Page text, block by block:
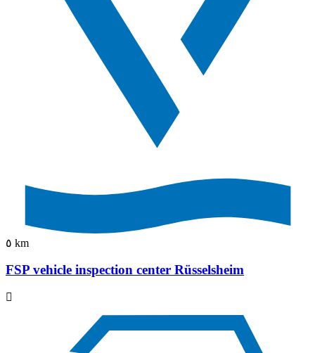
٥ km
FSP vehicle inspection center Rüsselsheim